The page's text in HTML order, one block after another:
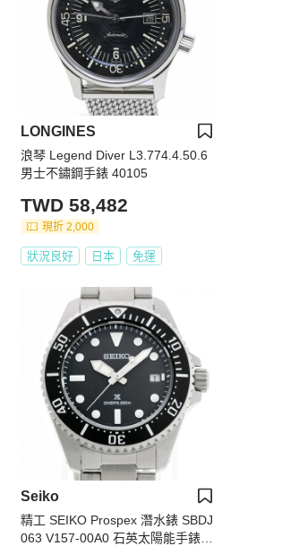
LONGINES
浪琴 Legend Diver L3.774.4.50.6
男士不鏽鋼手錶 40105
TWD 58,482
現折 2,000
狀況良好 日本 免運
Seiko
精工 SEIKO Prospex 潛水錶 SBDJ
063 V157-00A0 石英太陽能手錶 A